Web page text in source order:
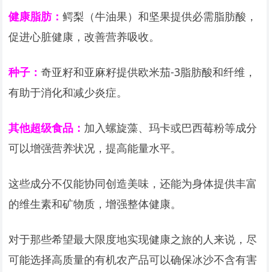
健康脂肪：鳄梨（牛油果）和坚果提供必需脂肪酸，
促进心脏健康，改善营养吸收。
种子：奇亚籽和亚麻籽提供欧米茄-3脂肪酸和纤维，
有助于消化和减少炎症。
其他超级食品： 加入螺旋藻、玛卡或巴西莓粉等成分
可以增强营养状况，提高能量水平。
这些成分不仅能协同创造美味，还能为身体提供丰富
的维生素和矿物质，增强整体健康。
对于那些希望最大限度地实现健康之旅的人来说，尽
可能选择高质量的有机农产品可以确保冰沙不含有害